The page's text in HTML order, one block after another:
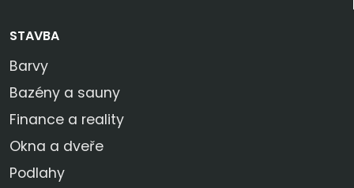
STAVBA
Barvy
Bazény a sauny
Finance a reality
Okna a dveře
Podlahy